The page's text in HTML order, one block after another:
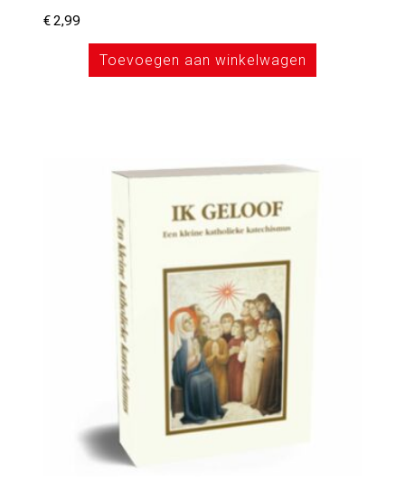
€2,99
Toevoegen aan winkelwagen